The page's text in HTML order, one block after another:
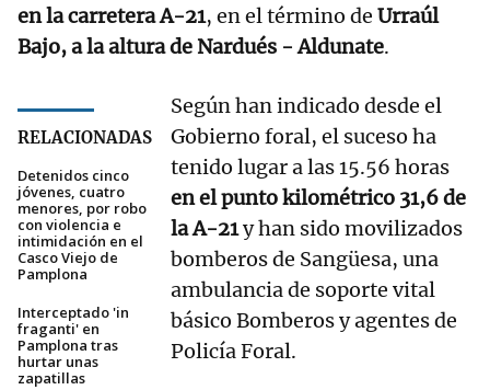
en la carretera A-21, en el término de Urraúl
Bajo, a la altura de Nardués - Aldunate.
RELACIONADAS
Detenidos cinco
jóvenes, cuatro
menores, por robo
con violencia e
intimidación en el
Casco Viejo de
Pamplona
Interceptado 'in
fraganti' en
Pamplona tras
hurtar unas
zapatillas
Según han indicado desde el
Gobierno foral, el suceso ha
tenido lugar a las 15.56 horas
en el punto kilométrico 31,6 de
la A-21y han sido movilizados
bomberos de Sangüesa, una
ambulancia de soporte vital
básico Bomberos y agentes de
Policía Foral.